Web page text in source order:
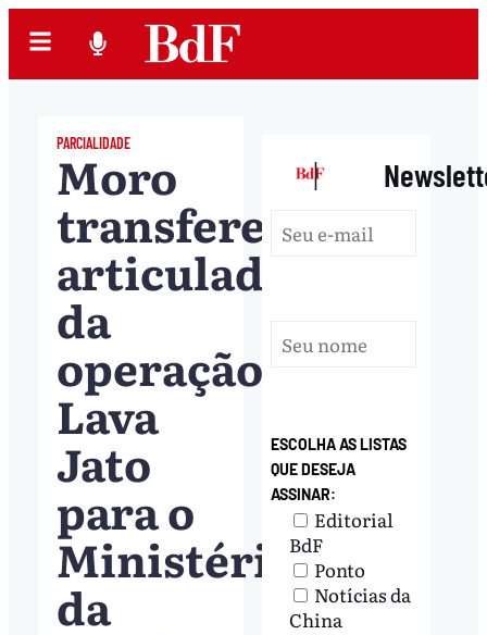
PARCIALIDADE
Moro
transfere
articuladores
da
operação
Lava
Jato
para o
Ministério
da
|
ESCOLHA AS LISTAS
QUE DESEJA
ASSINAR:
Editorial
BdF
Ponto
Notícias da
China